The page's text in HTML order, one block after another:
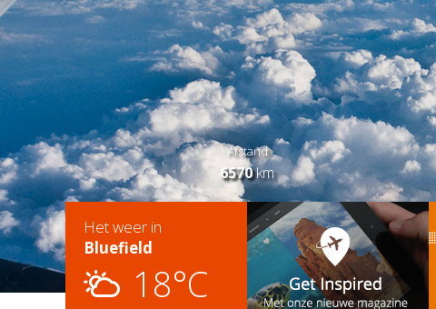
Afstand
6570km
Het weer in
Bluefield
18°C